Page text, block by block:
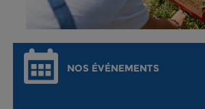
NOS ÉVÉNEMENTS